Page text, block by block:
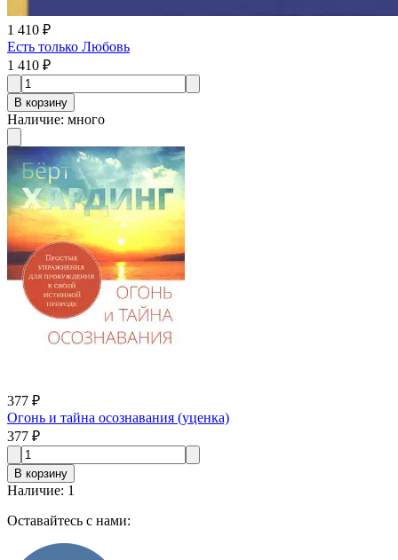
1 410 ₽
Есть только Любовь
1 410 ₽
В корзину
Наличие: много
377 ₽
Огонь и тайна осознавания (уценка)
377 ₽
В корзину
Наличие: 1
Оставайтесь с нами: